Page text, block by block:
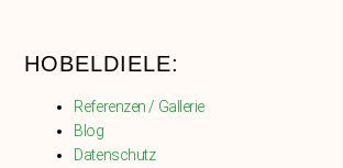
HOBELDIELE:
Referenzen / Gallerie
Blog
Datenschutz